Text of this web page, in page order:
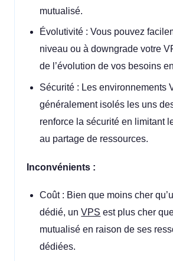
mutualisé.
Évolutivité : Vous pouvez
niveau ou à downgrade votre
de l’évolution de vos besoins
Sécurité : Les environnements
généralement isolés les uns
renforce la sécurité en limitant
au partage de ressources.
Inconvénients :
Coût : Bien que moins cher
dédié, unVPS est plus cher
mutualisé en raison de ses
dédiées.